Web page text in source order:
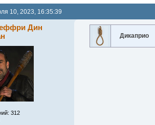
10, 2023, 16:35:39
Дин
312
Дикаприо